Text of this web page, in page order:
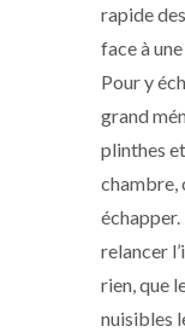
rapide
face à
Pour y
grand
plinthes
chambre,
relancer
rien, que
nuisibles